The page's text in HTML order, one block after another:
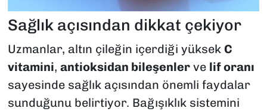
Sağlık açısından dikkat çekiyor
Uzmanlar, altın çileğin içerdiği yüksek C
vitamini, antioksidan bileşenlerve lif oranı
sayesinde sağlık açısından önemli faydalar
sunduğunu belirtiyor. Bağışıklık sistemini